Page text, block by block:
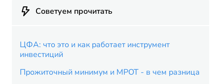
Советуем прочитать
ЦФА: что это и как работает инструмент
инвестиций
Прожиточный минимум и МРОТ - в чем разница